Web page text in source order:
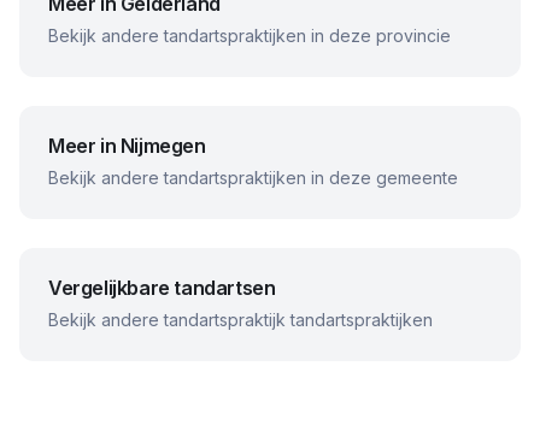
Bekijk andere tandartspraktijken in deze provincie
Meer in Nijmegen
Bekijk andere tandartspraktijken in deze gemeente
Vergelijkbare tandartsen
Bekijk anderetandartspraktijk tandartspraktijken